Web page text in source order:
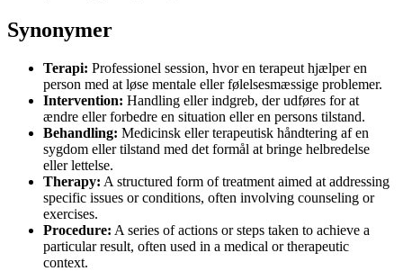
Synonymer
Terapi: Professionel session, hvor en terapeut hjælper en
person med at løse mentale eller følelsesmæssige problemer.
Intervention: Handling eller indgreb, der udføres for at
ændre eller forbedre en situation eller en persons tilstand.
Behandling: Medicinsk eller terapeutisk håndtering af en
sygdom eller tilstand med det formål at bringe helbredelse
eller lettelse.
Therapy: A structured form of treatment aimed at addressing
specific issues or conditions, often involving counseling or
exercises.
Procedure: A series of actions or steps taken to achieve a
particular result, often used in a medical or therapeutic
context.